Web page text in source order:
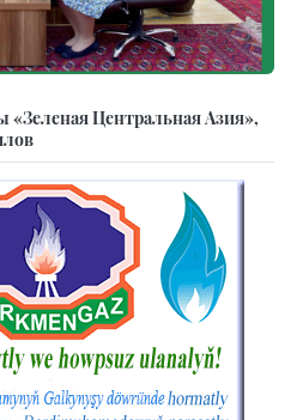
«Зеленая Центральная Азия»,